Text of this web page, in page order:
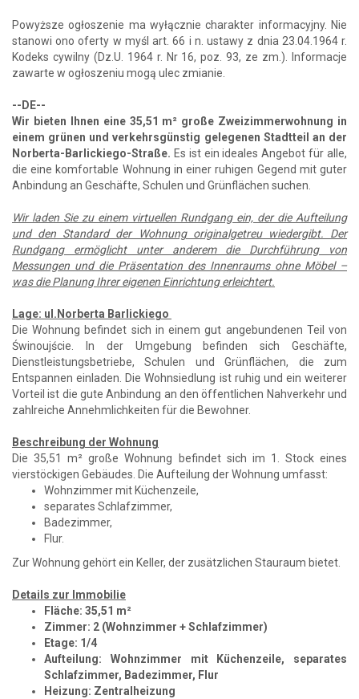
Powyższe ogłoszenie ma wyłącznie charakter informacyjny. Nie
stanowi ono oferty w myśl art. 66 i n. ustawy z dnia 23.04.1964 r.
Kodeks cywilny (Dz.U. 1964 r. Nr 16, poz. 93, ze zm.). Informacje
zawarte w ogłoszeniu mogą ulec zmianie.
--DE--
Wir bieten Ihnen eine 35,51 m² große Zweizimmerwohnung in
einem grünen und verkehrsgünstig gelegenen Stadtteil an der
Norberta-Barlickiego-Straße. Es ist ein ideales Angebot für alle,
die eine komfortable Wohnung in einer ruhigen Gegend mit guter
Anbindung an Geschäfte, Schulen und Grünflächen suchen.
Wir laden Sie zu einem virtuellen Rundgang ein, der die Aufteilung
und den Standard der Wohnung originalgetreu wiedergibt. Der
Rundgang ermöglicht unter anderem die Durchführung von
Messungen und die Präsentation des Innenraums ohne Möbel –
was die Planung Ihrer eigenen Einrichtung erleichtert.
Lage: ul.Norberta Barlickiego
Die Wohnung befindet sich in einem gut angebundenen Teil von
Świnoujście. In der Umgebung befinden sich Geschäfte,
Dienstleistungsbetriebe, Schulen und Grünflächen, die zum
Entspannen einladen. Die Wohnsiedlung ist ruhig und ein weiterer
Vorteil ist die gute Anbindung an den öffentlichen Nahverkehr und
zahlreiche Annehmlichkeiten für die Bewohner.
Beschreibung der Wohnung
Die 35,51 m² große Wohnung befindet sich im 1. Stock eines
vierstöckigen Gebäudes. Die Aufteilung der Wohnung umfasst:
Wohnzimmer mit Küchenzeile,
separates Schlafzimmer,
Badezimmer,
Flur.
Zur Wohnung gehört ein Keller, der zusätzlichen Stauraum bietet.
Details zur Immobilie
Fläche: 35,51 m²
Zimmer: 2 (Wohnzimmer + Schlafzimmer)
Etage: 1/4
Aufteilung: Wohnzimmer mit Küchenzeile, separates
Schlafzimmer, Badezimmer, Flur
Heizung: Zentralheizung